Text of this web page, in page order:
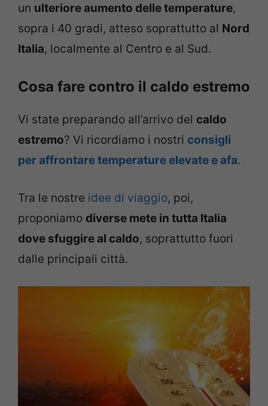
un ulteriore aumento delle temperature,
sopra i 40 gradi, atteso soprattutto al Nord
Italia, localmente al Centro e al Sud.
Cosa fare contro il caldo estremo
Vi state preparando all’arrivo del caldo
estremo? Vi ricordiamo i nostri consigli
per affrontare temperature elevate e afa.
Tra le nostre idee di viaggio, poi,
proponiamo diverse mete in tutta Italia
dove sfuggire al caldo, soprattutto fuori
dalle principali città.